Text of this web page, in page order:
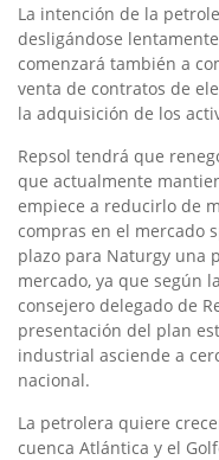
La intención de la
desligándose
comenzará también a
venta de contratos de
la adquisición de los
Repsol tendrá que
que actualmente
empiece a reducirlo de
compras en el mercado
plazo para Naturgy una
mercado, ya que según
consejero delegado de
presentación del plan
industrial asciende a
nacional.
La petrolera quiere
cuenca Atlántica y el